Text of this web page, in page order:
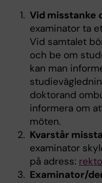
Vid misstanke
examinator ta
Vid samtalet
och be om
kan man
doktorand
informera om
möten.
Kvarstår
examinator
på adress:
Examinator/